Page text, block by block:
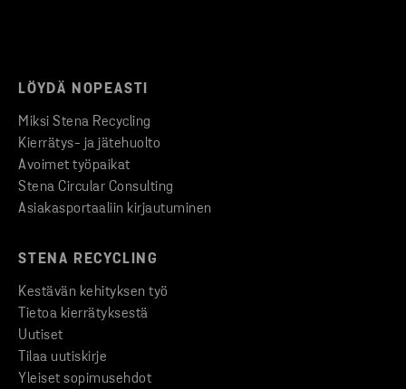
LÖYDÄ NOPEASTI
Miksi Stena Recycling
Kierrätys- ja jätehuolto
Avoimet työpaikat
Stena Circular Consulting
Asiakasportaaliin kirjautuminen
STENA RECYCLING
Kestävän kehityksen työ
Tietoa kierrätyksestä
Uutiset
Tilaa uutiskirje
Yleiset sopimusehdot